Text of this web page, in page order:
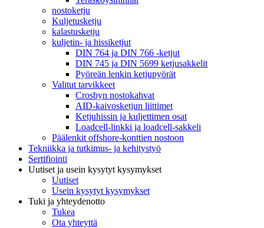
nostoketju
Kuljetusketju
kalastusketju
kuljetin- ja hissiketjut
DIN 764 ja DIN 766 -ketjut
DIN 745 ja DIN 5699 ketjusakkelit
Pyöreän lenkin ketjupyörät
Valitut tarvikkeet
Crosbyn nostokahvat
AID-kaivosketjun liittimet
Ketjuhissin ja kuljettimen osat
Loadcell-linkki ja loadcell-sakkeli
Päälenkit offshore-konttien nostoon
Tekniikka ja tutkimus- ja kehitystyö
Sertifiointi
Uutiset ja usein kysytyt kysymykset
Uutiset
Usein kysytyt kysymykset
Tuki ja yhteydenotto
Tukea
Ota yhteyttä